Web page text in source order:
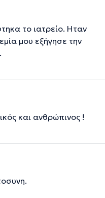
το ιατρείο. Ηταν
μου εξήγησε την
και ανθρώπινος !